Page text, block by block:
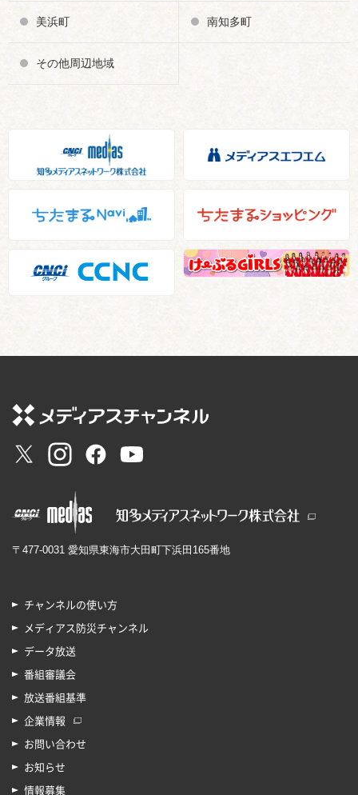
美浜町 南知多町
その他周辺地域
〒477-0031 愛知県東海市大田町下浜田165番地
チャンネルの使い方
メディアス防災チャンネル
データ放送
番組審議会
放送番組基準
企業情報
お問い合わせ
お知らせ
情報募集